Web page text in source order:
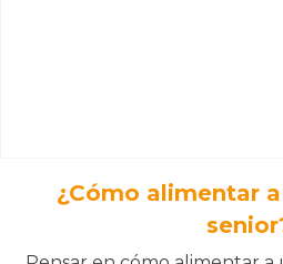
¿Cómo alimentar